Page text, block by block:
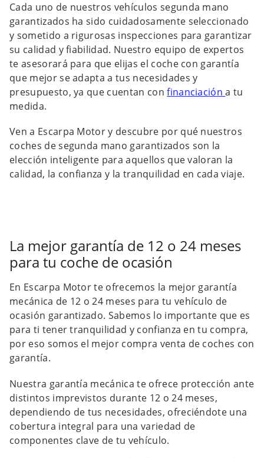
Cada uno de nuestros vehículos segunda mano
garantizados ha sido cuidadosamente seleccionado
y sometido a rigurosas inspecciones para garantizar
su calidad y fiabilidad. Nuestro equipo de expertos
te asesorará para que elijas el coche con garantía
que mejor se adapta a tus necesidades y
presupuesto, ya que cuentan confinanciacióna tu
medida.
Ven a Escarpa Motor y descubre por qué nuestros
coches de segunda mano garantizados son la
elección inteligente para aquellos que valoran la
calidad, la confianza y la tranquilidad en cada viaje.
La mejor garantía de 12 o 24 meses
para tu coche de ocasión
En Escarpa Motor te ofrecemos la mejor garantía
mecánica de 12 o 24 meses para tu vehículo de
ocasión garantizado. Sabemos lo importante que es
para ti tener tranquilidad y confianza en tu compra,
por eso somos el mejor compra venta de coches con
garantía.
Nuestra garantía mecánica te ofrece protección ante
distintos imprevistos durante 12 o 24 meses,
dependiendo de tus necesidades, ofreciéndote una
cobertura integral para una variedad de
componentes clave de tu vehículo.